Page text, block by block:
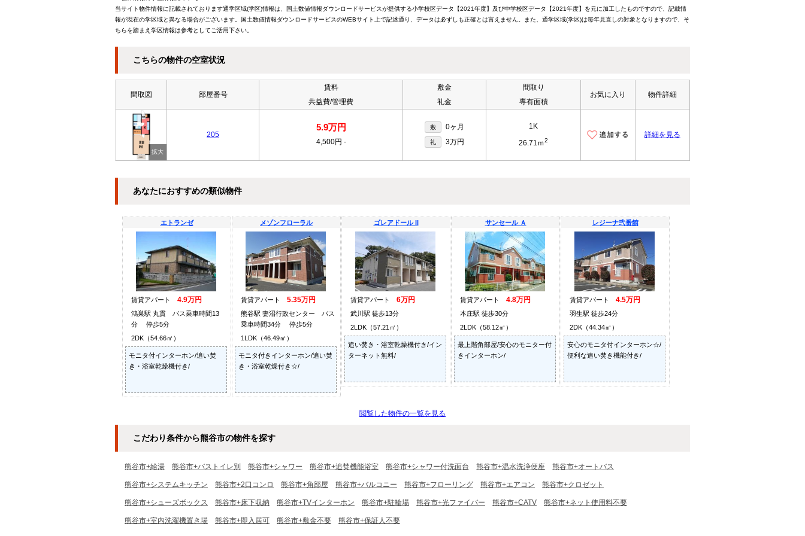
当サイト物件情報に記載されております通学区域(学区)情報は、国土数値情報ダウンロードサービスが提供する小学校区データ【2021年度】及び中学校区データ【2021年度】を元に加工したものですので、記載情
報が現在の学区域と異なる場合がございます。国土数値情報ダウンロードサービスのWEBサイト上で記述通り、データは必ずしも正確とは言えません。また、通学区域(学区)は毎年見直しの対象となりますので、そ
ちらを踏まえ学区情報は参考としてご活用下さい。
こちらの物件の空室状況
間取図 部屋番号
賃料
共益費/管理費
敷金
礼金
間取り
専有面積
お気に入り 物件詳細
205
5.9万円
4,500円 -
敷 0ヶ月
礼 3万円
1K
26.71ｍ2
詳細を見る
あなたにおすすめの類似物件
エトランゼ
賃貸アパート 4.9万円
鴻巣駅 丸貫 バス乗車時間13
分 停歩5分
2DK（54.66㎡）
モニタ付インターホン/追い焚
き・浴室乾燥機付き/
メゾンフローラル
賃貸アパート 5.35万円
熊谷駅 妻沼行政センター バス
乗車時間34分 停歩5分
1LDK（46.49㎡）
モニタ付きインターホン/追い焚
き・浴室乾燥付き☆/
ゴレアドール II
賃貸アパート 6万円
武川駅 徒歩13分
2LDK（57.21㎡）
追い焚き・浴室乾燥機付き/イン
ターネット無料/
サンセール Ａ
賃貸アパート 4.8万円
本庄駅 徒歩30分
2LDK（58.12㎡）
最上階角部屋/安心のモニター付
きインターホン/
レジーナ弐番館
賃貸アパート 4.5万円
羽生駅 徒歩24分
2DK（44.34㎡）
安心のモニタ付インターホン☆/
便利な追い焚き機能付き/
閲覧した物件の一覧を見る
こだわり条件から熊谷市の物件を探す
熊谷市+給湯 熊谷市+バストイレ別 熊谷市+シャワー 熊谷市+追焚機能浴室 熊谷市+シャワー付洗面台 熊谷市+温水洗浄便座 熊谷市+オートバス
熊谷市+システムキッチン 熊谷市+2口コンロ 熊谷市+角部屋 熊谷市+バルコニー 熊谷市+フローリング 熊谷市+エアコン 熊谷市+クロゼット
熊谷市+シューズボックス 熊谷市+床下収納 熊谷市+TVインターホン 熊谷市+駐輪場 熊谷市+光ファイバー 熊谷市+CATV 熊谷市+ネット使用料不要
熊谷市+室内洗濯機置き場 熊谷市+即入居可 熊谷市+敷金不要 熊谷市+保証人不要